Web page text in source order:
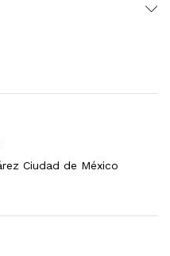
Ciudad de México